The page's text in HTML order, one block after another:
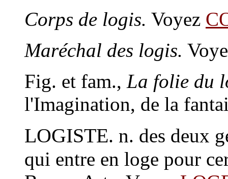
Corps de logis. Voyez
Maréchal des logis.
Fig. et fam., La folie du
l'Imagination, de la
LOGISTE. n. des deux
qui entre en loge pour